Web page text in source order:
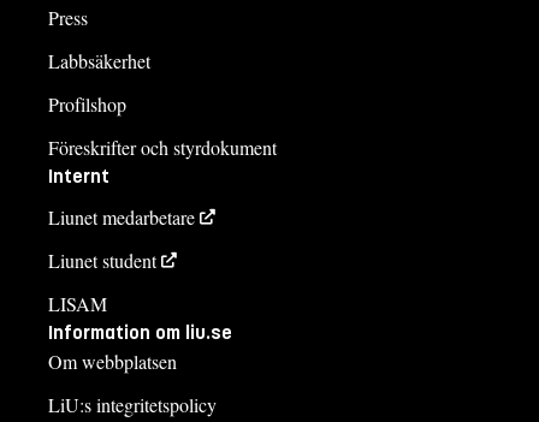
Press
Labbsäkerhet
Profilshop
Föreskrifter och styrdokument
Internt
Liunet medarbetare
Liunet student
LISAM
Information om liu.se
Om webbplatsen
LiU:s integritetspolicy